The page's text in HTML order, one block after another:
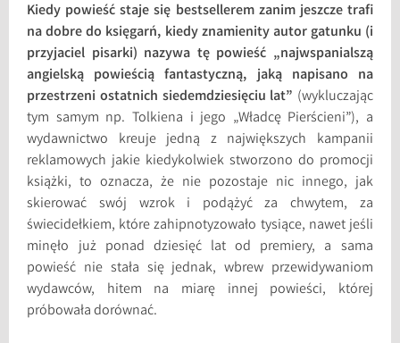
Kiedy powieść staje się bestsellerem zanim jeszcze trafi
na dobre do księgarń, kiedy znamienity autor gatunku (i
przyjaciel pisarki) nazywa tę powieść „najwspanialszą
angielską powieścią fantastyczną, jaką napisano na
przestrzeni ostatnich siedemdziesięciu lat” (wykluczając
tym samym np. Tolkiena i jego „Władcę Pierścieni”), a
wydawnictwo kreuje jedną z największych kampanii
reklamowych jakie kiedykolwiek stworzono do promocji
książki, to oznacza, że nie pozostaje nic innego, jak
skierować swój wzrok i podążyć za chwytem, za
świecidełkiem, które zahipnotyzowało tysiące, nawet jeśli
minęło już ponad dziesięć lat od premiery, a sama
powieść nie stała się jednak, wbrew przewidywaniom
wydawców, hitem na miarę innej powieści, której
próbowała dorównać.